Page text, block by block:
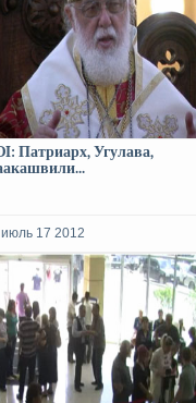
Патриарх, Угулава,
июль 17 2012